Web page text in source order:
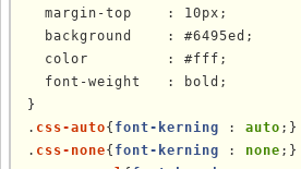
  margin-top    : 10px;
  background    : #6495ed;
  color         : #fff;
  font-weight   : bold;
}
. css-auto{ font-kerning : auto ;}
. css-none{ font-kerning : none ;}